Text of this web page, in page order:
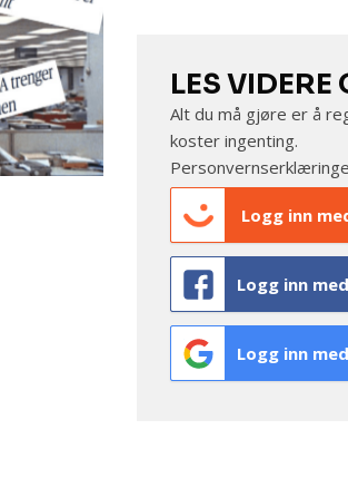
LES VIDERE
Alt du må gjøre er å
koster ingenting.
Logg inn
Logg inn
Logg inn